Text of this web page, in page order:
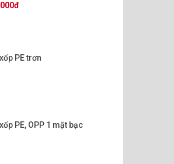
PE trơn
PE, OPP 1 mặt bạc